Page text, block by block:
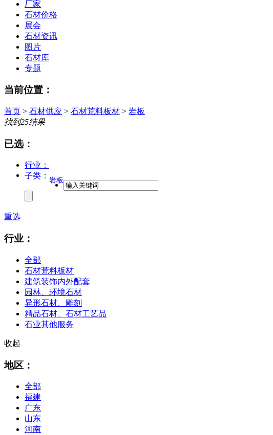
厂家
石材价格
展会
石材资讯
图片
石材库
专题
当前位置：
首页 > 石材供应 > 石材荒料板材 > 岩板
找到25结果
已选：
行业：
子类： 岩板
重选
行业：
全部
石材荒料板材
建筑装饰内外配套
园林、环境石材
异形石材、雕刻
精品石材、石材工艺品
石业其他服务
收起
地区：
全部
福建
广东
山东
河南